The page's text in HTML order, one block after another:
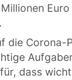
die
dass